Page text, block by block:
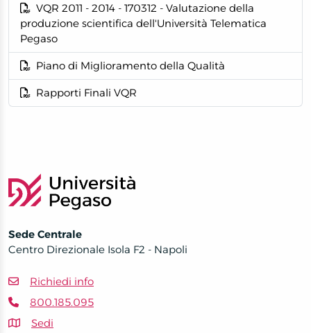
VQR 2011 - 2014 - 170312 - Valutazione della
produzione scientifica dell'Università Telematica
Pegaso
Piano di Miglioramento della Qualità
Rapporti Finali VQR
Sede Centrale
Centro Direzionale Isola F2 - Napoli
Richiedi info
800.185.095
Sedi